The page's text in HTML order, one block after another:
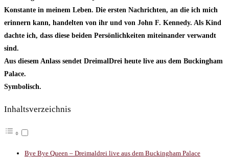
Konstante in meinem Leben. Die ersten Nachrichten, an die ich mich
erinnern kann, handelten von ihr und von John F. Kennedy. Als Kind
dachte ich, dass diese beiden Persönlichkeiten miteinander verwandt
sind.
Aus diesem Anlass sendet DreimalDrei heute live aus dem Buckingham
Palace.
Symbolisch.
Inhaltsverzeichnis
Bye Bye Queen – Dreimaldrei live aus dem Buckingham Palace